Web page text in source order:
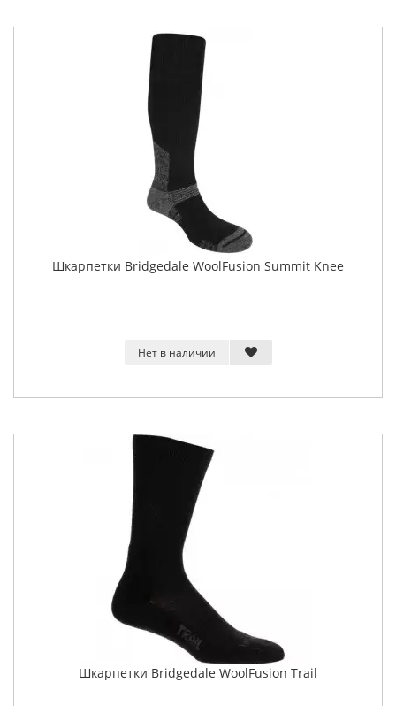
Шкарпетки Bridgedale WoolFusion Summit Knee
Нет в наличии
Шкарпетки Bridgedale WoolFusion Trail